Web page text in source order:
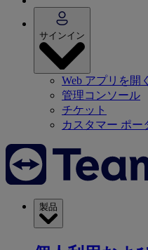
サインイン
Web アプリを開く
管理コンソール
チケット
カスタマー ポー
製品